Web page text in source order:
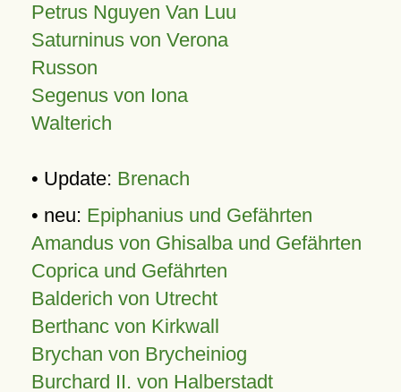
Petrus Nguyen Van Luu
Saturninus von Verona
Russon
Segenus von Iona
Walterich
• Update: Brenach
• neu: Epiphanius und Gefährten
Amandus von Ghisalba und Gefährten
Coprica und Gefährten
Balderich von Utrecht
Berthanc von Kirkwall
Brychan von Brycheiniog
Burchard II. von Halberstadt